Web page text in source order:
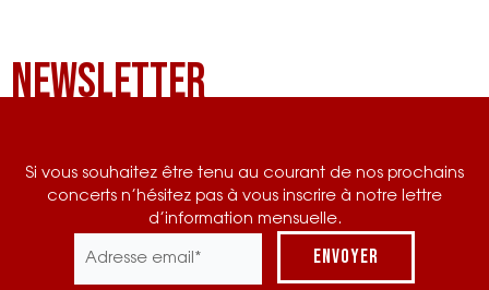
Newsletter
Si vous souhaitez être tenu au courant de nos prochains
concerts n’hésitez pas à vous inscrire à notre lettre
d’information mensuelle.